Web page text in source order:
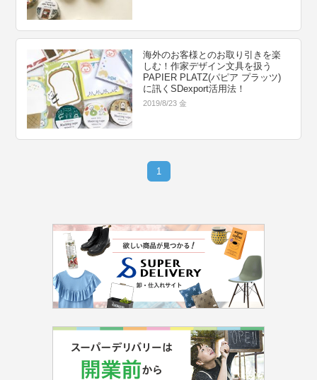
海外のお客様とのお取り引きを楽
しむ！作家デザイン文具を扱う
PAPIER PLATZ(パピア プラッツ)
に訊くSDexport活用法！
2019/8/23 金
1